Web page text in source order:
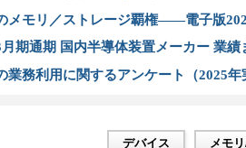
メモリ／ストレージ覇権――電子版
期通期 国内半導体装置メーカー 業績
業務利用に関するアンケート（2025年
デバイス メモ